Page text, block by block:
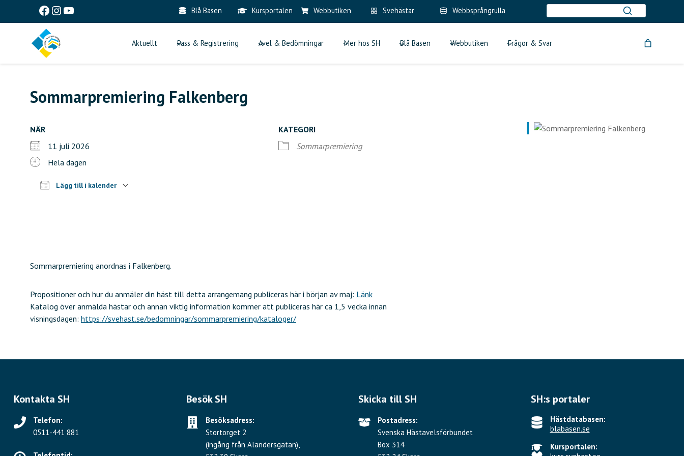
Facebook
Instagram
YouTube Blå Basen Kursportalen Webbutiken Svehästar Webbsprångrulla
Aktuellt Pass & Registrering Avel & Bedömningar Mer hos SH Blå Basen Webbutiken Frågor & Svar
Sommarpremiering Falkenberg
NÄR
11 juli 2026
Hela dagen
Lägg till i kalender
KATEGORI
Sommarpremiering
Sommarpremiering anordnas i Falkenberg.
Propositioner och hur du anmäler din häst till detta arrangemang publiceras här i början av maj: Länk
Katalog över anmälda hästar och annan viktig information kommer att publiceras här ca 1,5 vecka innan
visningsdagen: https://svehast.se/bedomningar/sommarpremiering/kataloger/
Kontakta SH
Telefon:
0511-441 881
Besök SH
Besöksadress:
Stortorget 2
(ingång från Alandersgatan),
Skicka till SH
Postadress:
Svenska Hästavelsförbundet
Box 314
SH:s portaler
Hästdatabasen:
blabasen.se
Kursportalen: